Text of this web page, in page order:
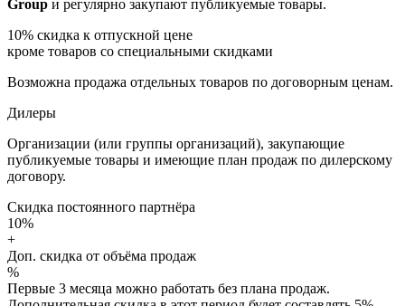
Group и регулярно закупают публикуемые товары.
10% скидка к отпускной цене
кроме товаров со специальными скидками
Возможна продажа отдельных товаров по договорным ценам.
Дилеры
Организации (или группы организаций), закупающие
публикуемые товары и имеющие план продаж по дилерскому
договору.
Скидка постоянного партнёра
10%
+
Доп. скидка от объёма продаж
%
Первые 3 месяца можно работать без плана продаж.